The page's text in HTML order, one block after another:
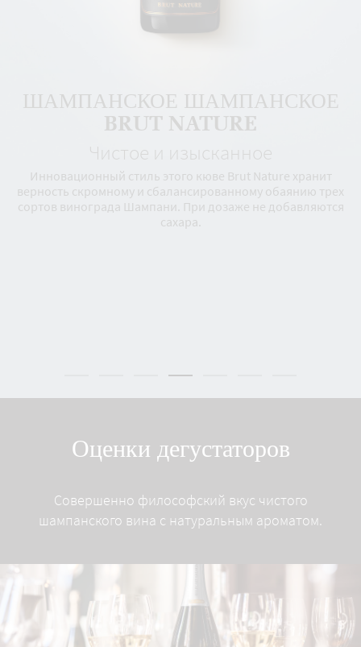
ШАМПАНСКОЕ ШАМПАНСКОЕ
BRUT NATURE
Чистое и изысканное
Инновационный стиль этого кюве Brut Nature хранит
верность скромному и сбалансированному обаянию трех
сортов винограда Шампани. При дозаже не добавляются
сахара.
Оценки дегустаторов
Совершенно философский вкус чистого
шампанского вина с натуральным ароматом.